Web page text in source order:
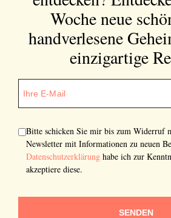
Woche neue
handverlesene
einzigartige
Bitte schicken Sie mir bis zum Widerruf
Newsletter mit Informationen zu neuen
Datenschutzerklärung habe ich zur
akzeptiere diese.
SENDEN